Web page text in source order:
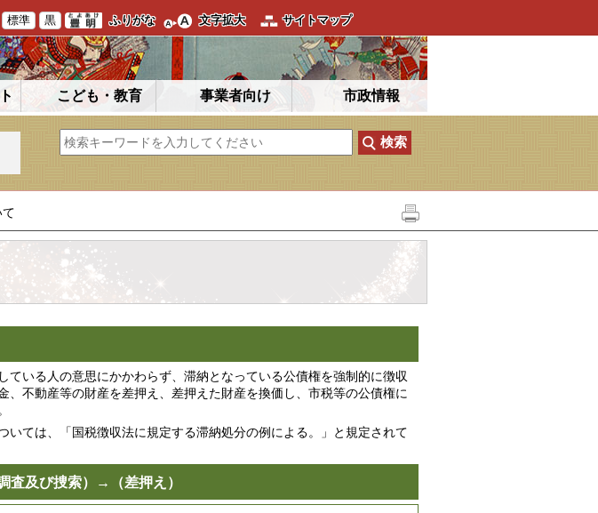
標準 黒 ふりがな 文字拡大 サイトマップ
こども・教育 事業者向け 市政情報
いる人の意思にかかわらず、滞納となっている公債権を強制的に徴収
、不動産等の財産を差押え、差押えた財産を換価し、市税等の公債権に
ては、「国税徴収法に規定する滞納処分の例による。」と規定されて
査及び捜索）→（差押え）